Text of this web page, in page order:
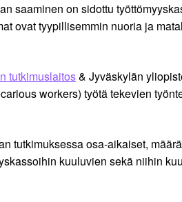
saaminen on sidottu
ovat tyypillisemmin nuoria ja
tutkimuslaitos& Jyväskylän
workers) työtä tekevien
tutkimuksessa osa-aikaiset,
kuuluvien sekä niihin